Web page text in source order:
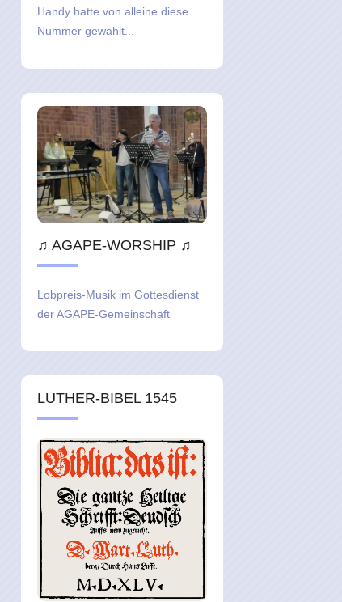
Handy hatte von alleine diese
Nummer gewählt...
♫ AGAPE-WORSHIP ♫
Lobpreis-Musik im Gottesdienst
der AGAPE-Gemeinschaft
LUTHER-BIBEL 1545